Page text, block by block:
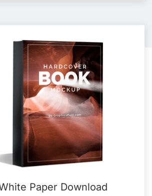
Paper Download